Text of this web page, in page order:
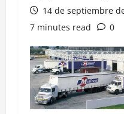
14 de septiembre
7 minutes read
0